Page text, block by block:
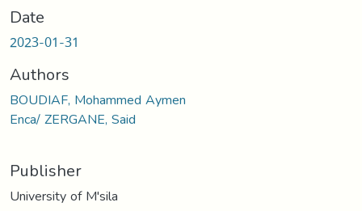
Date
2023-01-31
Authors
BOUDIAF, Mohammed Aymen
Enca/ ZERGANE, Said
Publisher
University of M'sila